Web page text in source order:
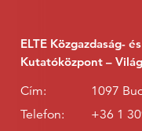
ELTE Közgazdaság-
Kutatóközpont –
Cím:
1097
Telefon:
+36 1